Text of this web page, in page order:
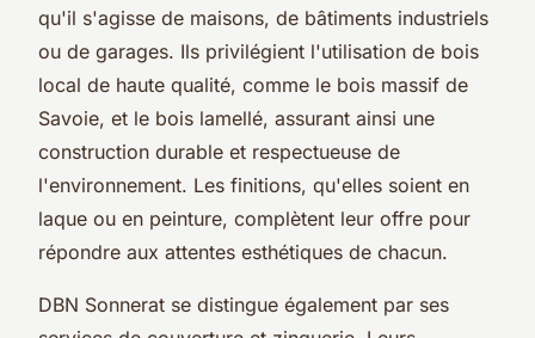
qu'il s'agisse de maisons, de bâtiments industriels
ou de garages. Ils privilégient l'utilisation de bois
local de haute qualité, comme le bois massif de
Savoie, et le bois lamellé, assurant ainsi une
construction durable et respectueuse de
l'environnement. Les finitions, qu'elles soient en
laque ou en peinture, complètent leur offre pour
répondre aux attentes esthétiques de chacun.
DBN Sonnerat se distingue également par ses